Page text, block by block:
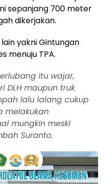
sepanjang 700 meter
dikerjakan.
yakni Gintungan
menuju TPA.
itu wajar,
DLH maupun truk
lalu lalang cukup
melakukan
mungkin meski
Suranto.